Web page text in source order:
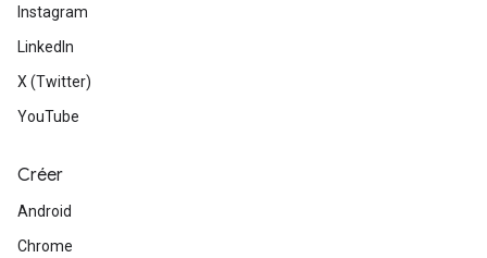
Instagram
LinkedIn
X (Twitter)
YouTube
Créer
Android
Chrome